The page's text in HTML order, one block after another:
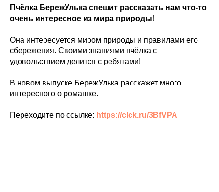
Пчёлка БережУлька спешит рассказать нам что-то
очень интересное из мира природы!
Она интересуется миром природы и правилами его
сбережения. Своими знаниями пчёлка с
удовольствием делится с ребятами!
В новом выпуске БережУлька расскажет много
интересного о ромашке.
Переходите по ссылке: https://clck.ru/3BfVPA